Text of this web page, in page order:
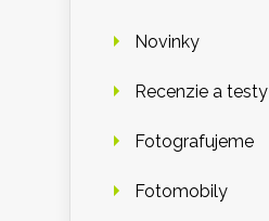
Novinky
Recenzie a testy
Fotografujeme
Fotomobily